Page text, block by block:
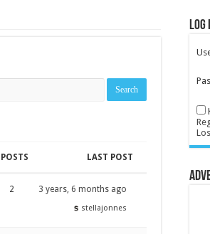
POSTS LAST POST
2 3 years, 6 months ago
stellajonnes